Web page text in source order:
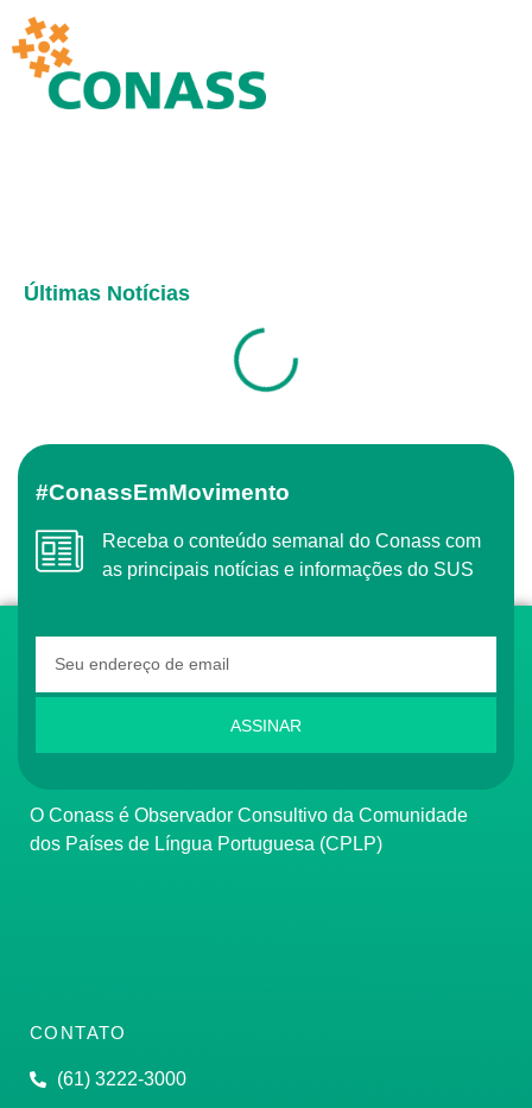
Últimas Notícias
#ConassEmMovimento
Receba o conteúdo semanal do Conass com
as principais notícias e informações do SUS
ASSINAR
O Conass é Observador Consultivo da Comunidade
dos Países de Língua Portuguesa (CPLP)
CONTATO
(61) 3222-3000